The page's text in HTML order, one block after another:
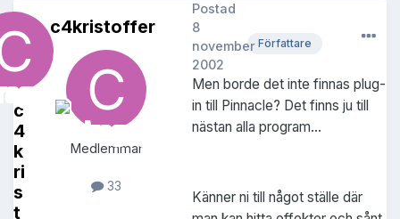
c
4
k
ri
s
t
c4kristoffer
Medlemmar
33
Författare
Postad
8
november
2002
Men borde det inte finnas plug-
in till Pinnacle? Det finns ju till
nästan alla program...
Känner ni till något ställe där